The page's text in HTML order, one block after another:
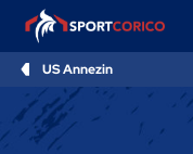
US Annezin